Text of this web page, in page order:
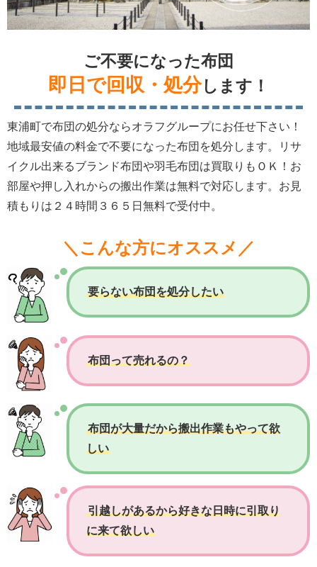
ご不要になった布団
即日で回収・処分します！
東浦町で布団の処分ならオラフグループにお任せ下さい！
地域最安値の料金で不要になった布団を処分します。リサ
イクル出来るブランド布団や羽毛布団は買取りもＯＫ！お
部屋や押し入れからの搬出作業は無料で対応します。お見
積もりは２４時間３６５日無料で受付中。
＼こんな方にオススメ／
要らない布団を処分したい
布団って売れるの？
布団が大量だから搬出作業もやって欲
しい
引越しがあるから好きな日時に引取り
に来て欲しい